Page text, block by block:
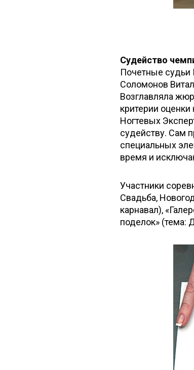
Судейство
Почетные судьи
Соломонов
Возглавляла
критерии
Ногтевых
судейству. Сам
специальных
время и
Участники
Свадьба,
карнавал),
поделок» (тема: